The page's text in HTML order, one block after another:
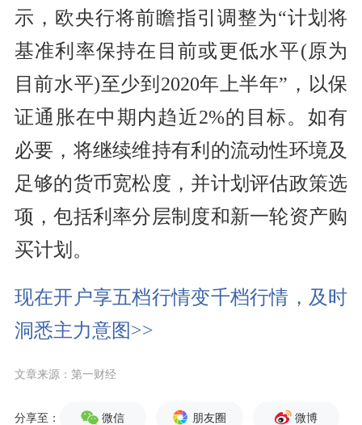
示，欧央行将前瞻指引调整为“计划将
基准利率保持在目前或更低水平(原为
目前水平)至少到2020年上半年”，以保
证通胀在中期内趋近2%的 目标。如有
必要，将继续维持有利的流动性环境及
足够的货币宽松度，并计划评估政策选
项，包括利率分层制度和新一轮资产购
买计划。
现在开户享五档行情变千档行情，及时
洞悉主力意图>>
文章来源：第一财经
分享至： 微信 朋友圈 微博